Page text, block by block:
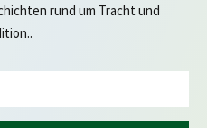
rund um Tracht und